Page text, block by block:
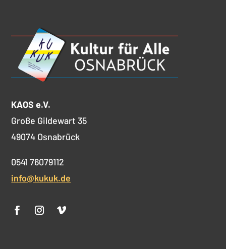
KAOS e.V.
Große Gildewart 35
49074 Osnabrück
0541 76079112
info@kukuk.de